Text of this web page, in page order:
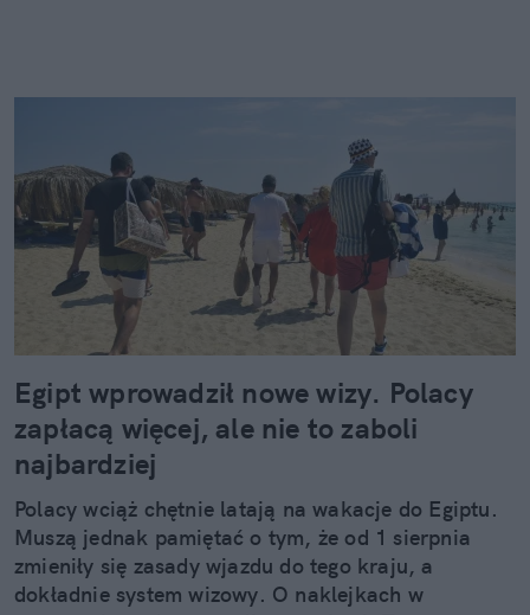
Egipt wprowadził nowe wizy. Polacy
zapłacą więcej, ale nie to zaboli
najbardziej
Polacy wciąż chętnie latają na wakacje do Egiptu.
Muszą jednak pamiętać o tym, że od 1 sierpnia
zmieniły się zasady wjazdu do tego kraju, a
dokładnie system wizowy. O naklejkach w